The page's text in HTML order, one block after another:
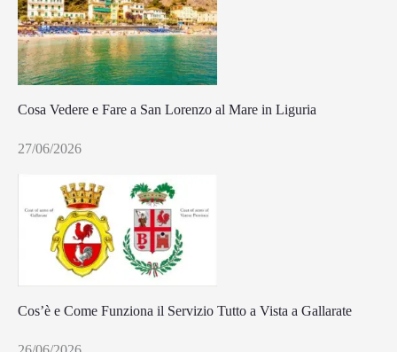
Cosa Vedere e Fare a San Lorenzo al Mare in Liguria
27/06/2026
Cos’è e Come Funziona il Servizio Tutto a Vista a Gallarate